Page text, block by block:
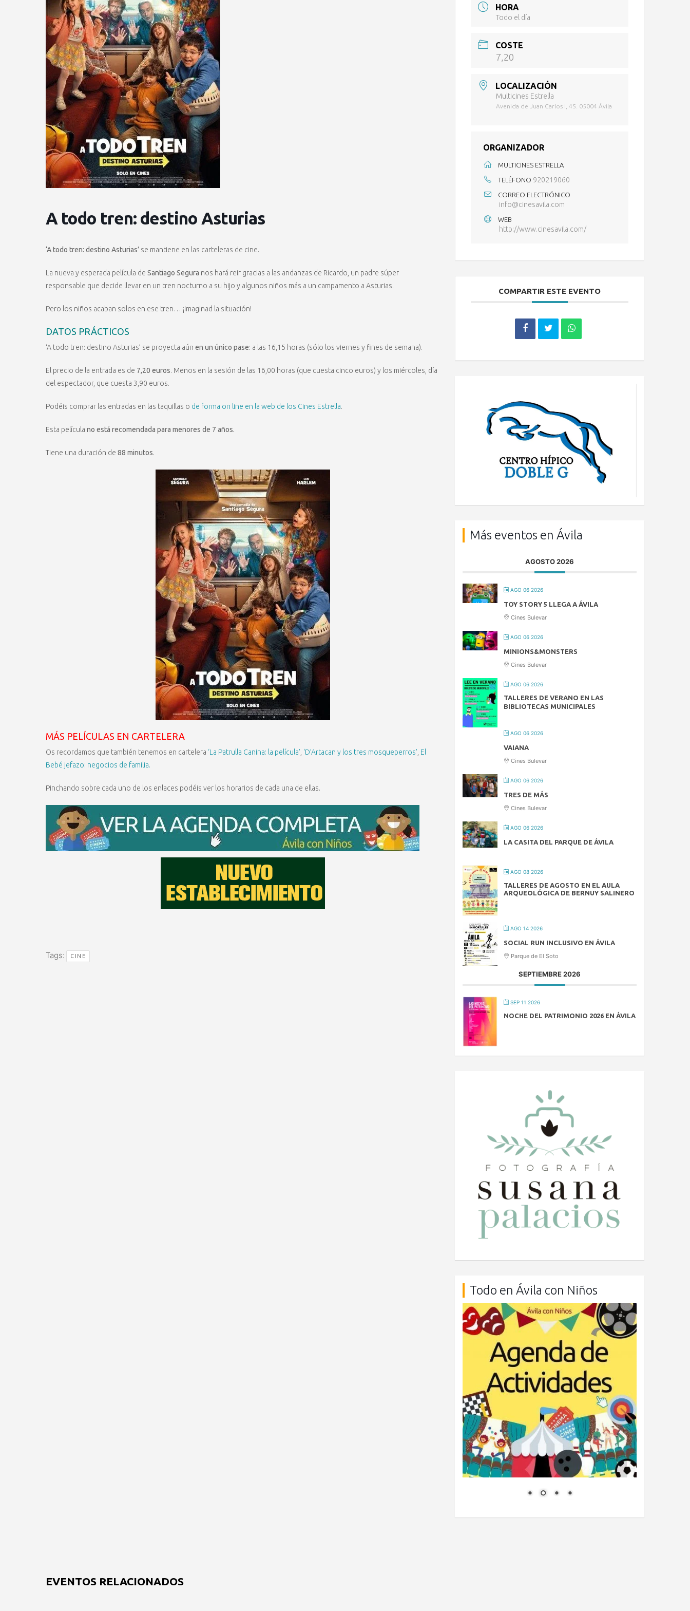
A todo tren: destino Asturias
‘A todo tren: destino Asturias’ se mantiene en las carteleras de cine.
La nueva y esperada película de Santiago Segura nos hará reir gracias a las andanzas de Ricardo, un padre súper
responsable que decide llevar en un tren nocturno a su hijo y algunos niños más a un campamento a Asturias.
Pero los niños acaban solos en ese tren… ¡Imaginad la situación!
DATOS PRÁCTICOS
‘A todo tren: destino Asturias’ se proyecta aún en un único pase: a las 16,15 horas (sólo los viernes y fines de semana).
El precio de la entrada es de 7,20 euros. Menos en la sesión de las 16,00 horas (que cuesta cinco euros) y los miércoles, día
del espectador, que cuesta 3,90 euros.
Podéis comprar las entradas en las taquillas o de forma on line en la web de los Cines Estrella.
Esta película no está recomendada para menores de 7 años.
Tiene una duración de 88 minutos.
MÁS PELÍCULAS EN CARTELERA
Os recordamos que también tenemos en cartelera ‘La Patrulla Canina: la película’ ‘D’Artacan y los tres mosqueperros’ El
Bebé jefazo: negocios de familia.
Pinchando sobre cada uno de los enlaces podéis ver los horarios de cada una de ellas.
Tags: CINE
HORA
Todo el día
COSTE
7,20
LOCALIZACIÓN
Multicines Estrella
Avenida de Juan Carlos I, 45. 05004 Ávila
ORGANIZADOR
MULTICINES ESTRELLA
TELÉFONO 920219060
CORREO ELECTRÓNICO
info@cinesavila.com
WEB
http://www.cinesavila.com/
COMPARTIR ESTE EVENTO
Más eventos en Ávila
AGOSTO 2026
AGO 06 2026
TOY STORY 5 LLEGA A ÁVILA
Cines Bulevar
AGO 06 2026
MINIONS&MONSTERS
Cines Bulevar
AGO 06 2026
TALLERES DE VERANO EN LAS
BIBLIOTECAS MUNICIPALES
AGO 06 2026
VAIANA
Cines Bulevar
AGO 06 2026
TRES DE MÁS
Cines Bulevar
AGO 06 2026
LA CASITA DEL PARQUE DE ÁVILA
AGO 08 2026
TALLERES DE AGOSTO EN EL AULA
ARQUEOLÓGICA DE BERNUY SALINERO
AGO 14 2026
SOCIAL RUN INCLUSIVO EN ÁVILA
Parque de El Soto
SEPTIEMBRE 2026
SEP 11 2026
NOCHE DEL PATRIMONIO 2026 EN ÁVILA
Todo en Ávila con Niños
EVENTOS RELACIONADOS